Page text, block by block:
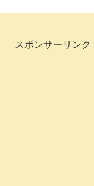
る」の書籍を紹介
スポンサーリンク